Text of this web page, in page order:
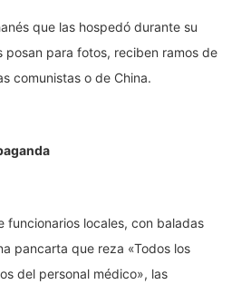
que las hospedó durante su
posan para fotos, reciben ramos de
comunistas o de China.
funcionarios locales, con baladas
pancarta que reza «Todos los
del personal médico», las